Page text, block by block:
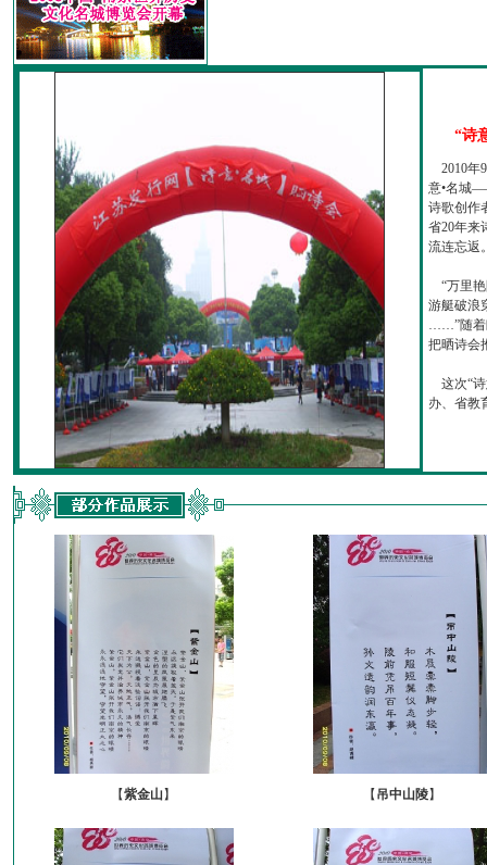
“诗
2010年
意•名城
诗歌创作
省20年来
流连忘返
“万里艳
游艇破浪
……”随着
把晒诗会
这次“诗
办、省教
【紫金山】 【 吊中山陵】